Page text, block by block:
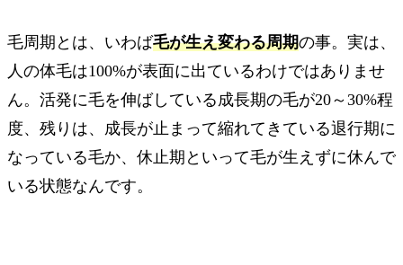
毛周期とは、いわば毛が生え変わる周期の事。実は、
人の体毛は100%が表面に出ているわけではありませ
ん。活発に毛を伸ばしている成長期の毛が20～30%程
度、残りは、成長が止まって縮れてきている退行期に
なっている毛か、休止期といって毛が生えずに休んで
いる状態なんです。